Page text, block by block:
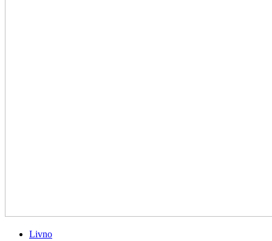
Livno